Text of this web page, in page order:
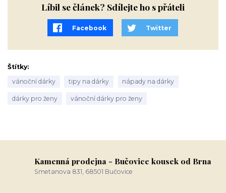
Líbil se článek? Sdílejte ho s přáteli
Facebook Twitter
Štítky
vánoční dárky
tipy na dárky nápady na dárky
dárky pro ženy vánoční dárky pro ženy
Kamenná prodejna - Bučovice kousek od Brna
Smetanova 831, 68501 Bučovice